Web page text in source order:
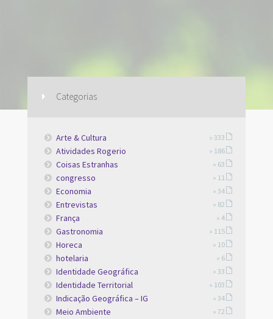
Categorias
Arte & Cultura » 333
Atividades Rogerio » 186
Coisas Estranhas » 63
congresso » 11
Economia » 34
Entrevistas » 82
França » 4
Gastronomia » 115
Horeca » 10
hotelaria » 6
Identidade Geográfica » 33
Identidade Territorial » 103
Indicação Geográfica – IG » 34
Meio Ambiente » 72